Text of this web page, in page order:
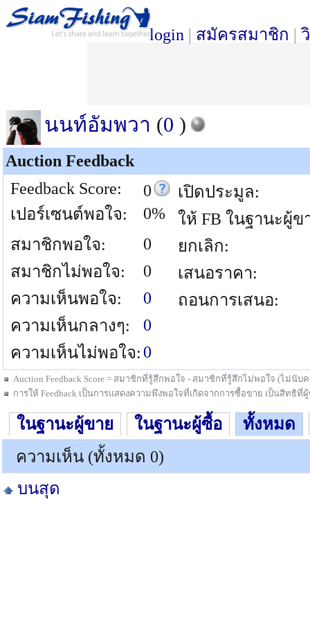
login | สมัครสมาชิก |
นนท์อัมพวา (0 )
Auction Feedback
Feedback Score:
0
เปอร์เซนต์พอใจ:
0%
สมาชิกพอใจ:
0
สมาชิกไม่พอใจ:
0
ความเห็นพอใจ:
0
ความเห็นกลางๆ:
0
ความเห็นไม่พอใจ: 0
เปิดประมูล:
ให้ FB ในฐานะผู้ข
ยกเลิก:
เสนอราคา:
ถอนการเสนอ:
Auction Feedback Score = สมาชิกที่รู้สึกพอใจ - สมาชิกที่รู้สึกไม่พอใจ (ไม่นั
การให้ Feedback เป็นการแสดงความพึงพอใจที่เกิดจากการซื้อขาย เป็นสิทธิ
ในฐานะผู้ขาย ในฐานะผู้ซื้อ
ทั้งหมด
ความเห็น (ทั้งหมด 0)
บนสุด